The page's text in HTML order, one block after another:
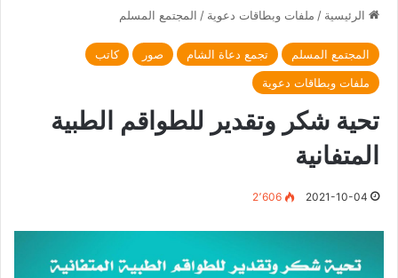
الرئيسية / ملفات وبطاقات دعوية / المجتمع المسلم
المجتمع المسلم تجمع دعاة الشام صور
كاتب
ملفات وبطاقات دعوية
تحية شكر وتقدير للطواقم الطبية
المتفانية
2021-10-04 2٬606